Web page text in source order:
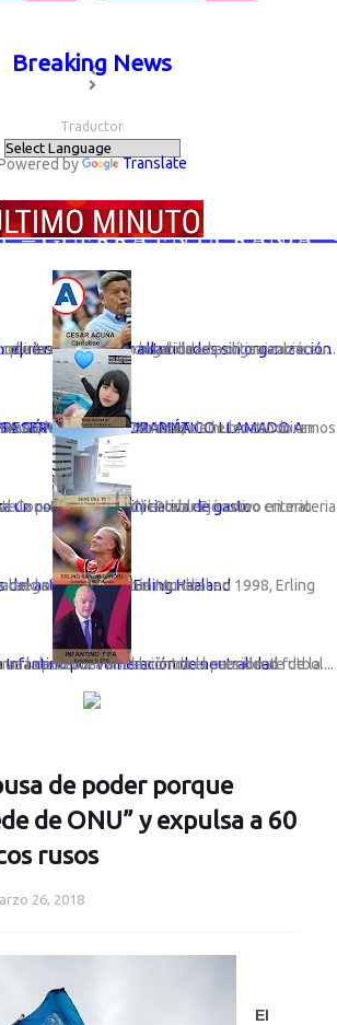
Breaking News
Traductor
by Translate
EN UCRANIA;
APP perdió inscripción: el riesgo de elegir autoridades sin organización que responda por ellas
de una organización política debilita el control interno y la responsabilidad política sobre su...
SOCIAL ROSA GÓMEZ LANZA DRAMÁTICO LLAMADO A PRESERVAR LA VIDA MARINA
La líder social sechurana; Rosa Gómez Nunura, viene lanzando un dramático llamado expresando: “Basta de cortinas de humo. No miremos a otro ...
un congreso con iniciativa de gasto
El Pleno del Tribunal Constitucional (TC) estableció como criterio interpretativo vinculante la preeminencia del Poder Ejecutivo en materia ...
del astro noruego Erling Haaland
vez que Noruega participó en un Mundial en 1998, Erling Haaland ni siquiera había nacido.
Infantino por vulneración de neutralidad
el presidente de la FIFA, Gianni Infantino, tras la polémica anulación de la sanción al futbol...
de poder porque
de ONU” y expulsa a 60
rusos
26, 2018
El